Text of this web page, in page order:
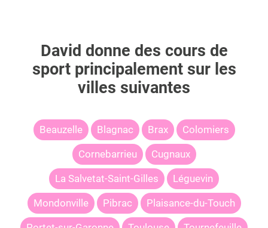
David donne des cours de
sport principalement sur les
villes suivantes
Beauzelle Blagnac Brax Colomiers
Cornebarrieu Cugnaux
La Salvetat-Saint-Gilles Léguevin
Mondonville Pibrac Plaisance-du-Touch